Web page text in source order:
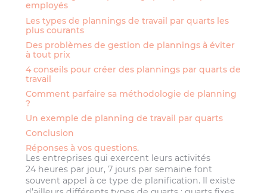
employés
Les types de plannings de travail par quarts les
plus courants
Des problèmes de gestion de plannings à éviter
à tout prix
4 conseils pour créer des plannings par quarts de
travail
Comment parfaire sa méthodologie de planning
?
Un exemple de planning de travail par quarts
Conclusion
Réponses à vos questions.
Les entreprises qui exercent leurs activités
24 heures par jour, 7 jours par semaine font
souvent appel à ce type de planification. Il existe